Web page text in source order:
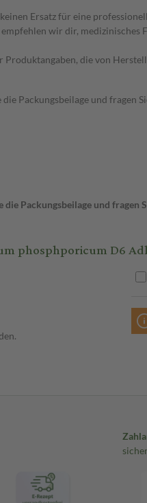
Ersatz für eine
wir dir, medizinisches
die von
Packungsbeilage und fragen
die Packungsbeilage und
phosphporicum D6